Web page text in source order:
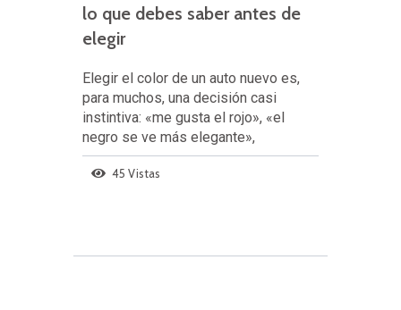
lo que debes saber antes de
elegir
Elegir el color de un auto nuevo es,
para muchos, una decisión casi
instintiva: «me gusta el rojo», «el
negro se ve más elegante»,
45 Vistas